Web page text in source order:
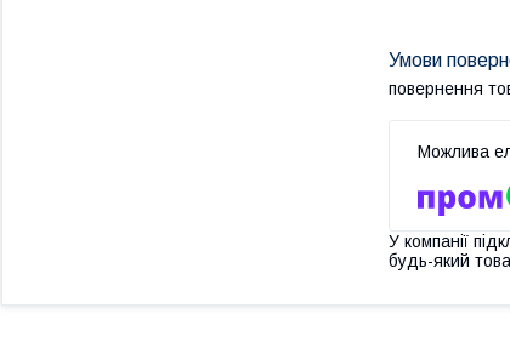
повернення
У компанії
будь-який